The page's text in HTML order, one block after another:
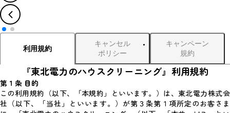
利用規約
キャンセル
ポリシー
キャンペーン
規約
『東北電力のハウスクリーニング』利用規約
第１条 目的
この利用規約（以下、「本規約」といいます。）は、東北電力株式会
社（以下、「当社」といいます。）が第３条第１項所定のお客さま